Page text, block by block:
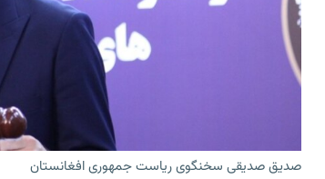
صدیق صدیقی سخنگوی ریاست جمهوری افغانستان